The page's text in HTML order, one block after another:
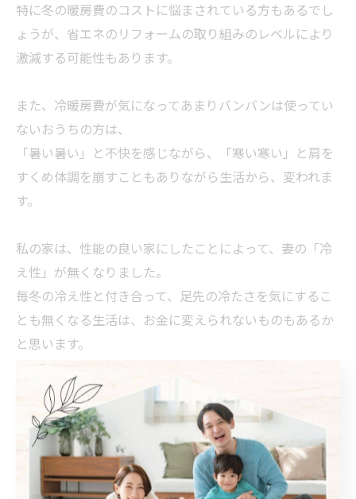
特に冬の暖房費のコストに悩まされている方もあるでし
ょうが、省エネのリフォームの取り組みのレベルにより
激減する可能性もあります。
また、冷暖房費が気になってあまりバンバンは使ってい
ないおうちの方は、
「暑い暑い」と不快を感じながら、「寒い寒い」と肩を
すくめ体調を崩すこともありながら生活から、変われま
す。
私の家は、性能の良い家にしたことによって、妻の「冷
え性」が無くなりました。
毎冬の冷え性と付き合って、足先の冷たさを気にするこ
とも無くなる生活は、お金に変えられないものもあるか
と思います。
「住宅省エネキャンペーン」は下記の４つのカテゴリー
に分かれます。